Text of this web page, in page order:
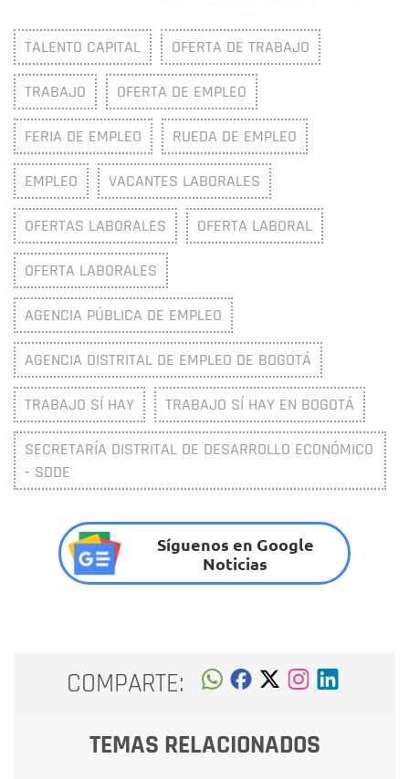
TALENTO CAPITAL OFERTA DE TRABAJO
TRABAJO OFERTA DE EMPLEO
FERIA DE EMPLEO RUEDA DE EMPLEO
EMPLEO VACANTES LABORALES
OFERTAS LABORALES OFERTA LABORAL
OFERTA LABORALES
AGENCIA PÚBLICA DE EMPLEO
AGENCIA DISTRITAL DE EMPLEO DE BOGOTÁ
TRABAJO SÍ HAY TRABAJO SÍ HAY EN BOGOTÁ
SECRETARÍA DISTRITAL DE DESARROLLO ECONÓMICO
- SDDE
Síguenos en Google
Noticias
COMPARTE:
TEMAS RELACIONADOS